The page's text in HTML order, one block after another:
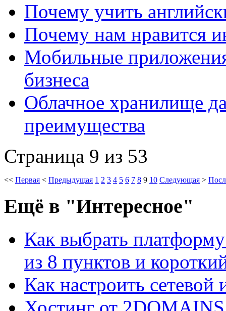
Почему учить
Почему нам нравится
Мобильные
бизнеса
Облачное хранилище
преимущества
Страница 9 из 53
<< Первая < Предыдущая 1 2 3 4 5 6 7 8 9 10 Следующая >
Ещё в "Интересное"
Как выбрать
из 8 пунктов и
Как настроить